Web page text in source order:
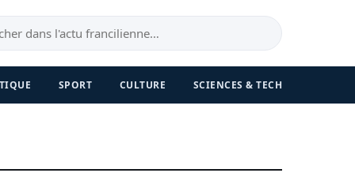
SPORT CULTURE SCIENCES & TECH